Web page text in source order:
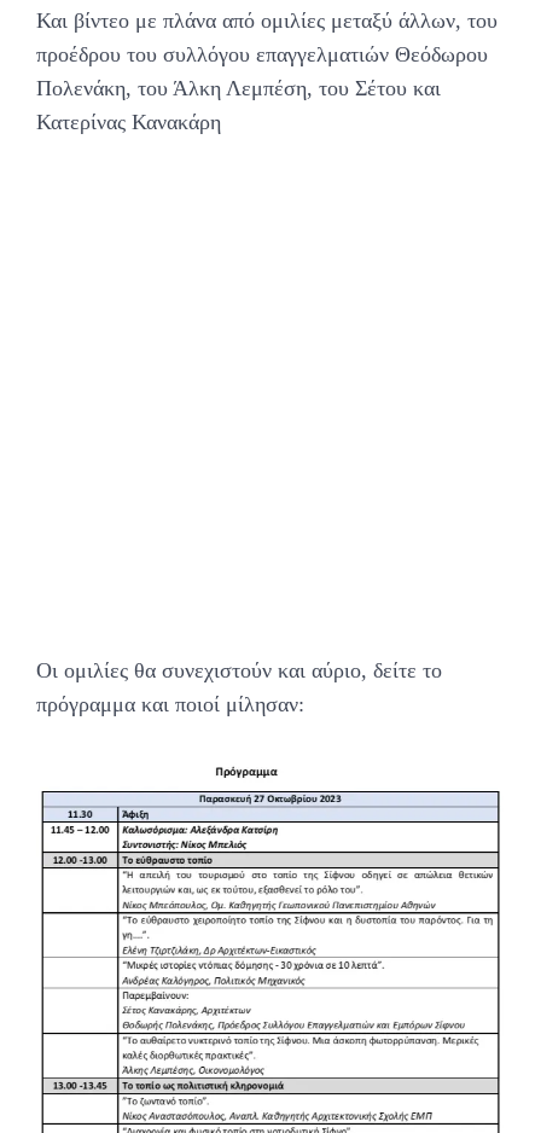
Και βίντεο με πλάνα από ομιλίες μεταξύ άλλων, του
προέδρου του συλλόγου επαγγελματιών Θεόδωρου
Πολενάκη, του Άλκη Λεμπέση, του Σέτου και
Κατερίνας Κανακάρη
Οι ομιλίες θα συνεχιστούν και αύριο, δείτε το
πρόγραμμα και ποιοί μίλησαν: